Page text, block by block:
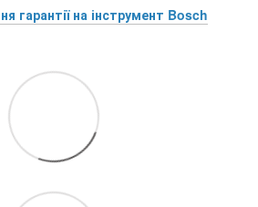
гарантії на інструмент Bosch